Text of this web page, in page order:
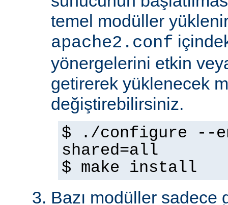
temel modüller
apache2.conf
yönergelerini etkin
getirerek yüklenecek
değiştirebilirsiniz.
$ ./configure --
shared=all
$ make install
Bazı modüller